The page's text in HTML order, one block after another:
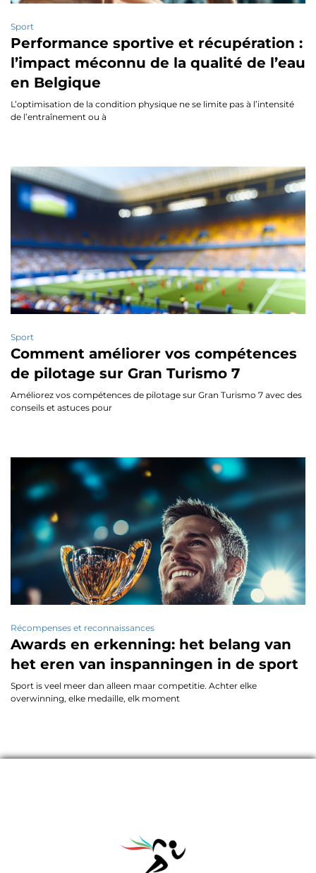
Sport
Performance sportive et récupération :
l’impact méconnu de la qualité de l’eau
en Belgique
L’optimisation de la condition physique ne se limite pas à l’intensité
de l’entraînement ou à
Sport
Comment améliorer vos compétences
de pilotage sur Gran Turismo 7
Améliorez vos compétences de pilotage sur Gran Turismo 7 avec des
conseils et astuces pour
Récompenses et reconnaissances
Awards en erkenning: het belang van
het eren van inspanningen in de sport
Sport is veel meer dan alleen maar competitie. Achter elke
overwinning, elke medaille, elk moment